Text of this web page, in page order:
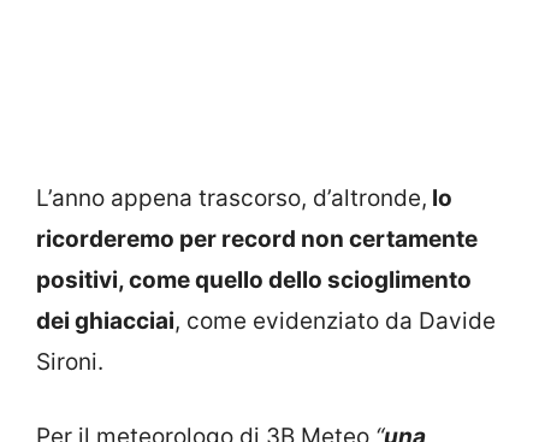
L’anno appena trascorso, d’altronde, lo
ricorderemo per record non certamente
positivi, come quello dello scioglimento
dei ghiacciai, come evidenziato da Davide
Sironi.